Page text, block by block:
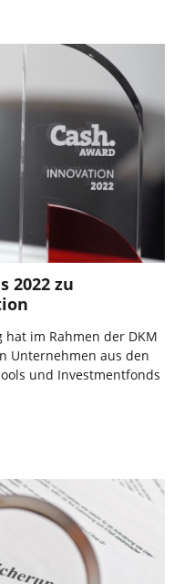
2022 zu
hat im Rahmen der DKM
Unternehmen aus den
und Investmentfonds